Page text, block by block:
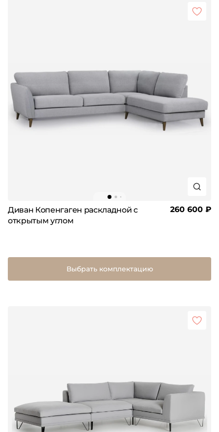
Диван Копенгаген раскладной с
открытым углом
260 600 ₽
Выбрать комплектацию